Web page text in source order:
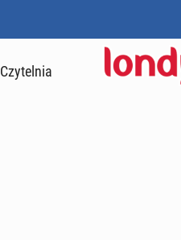
Czytelnia